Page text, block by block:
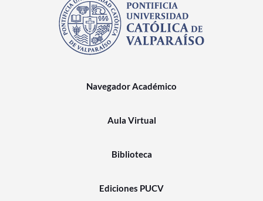
Navegador Académico
Aula Virtual
Biblioteca
Ediciones PUCV